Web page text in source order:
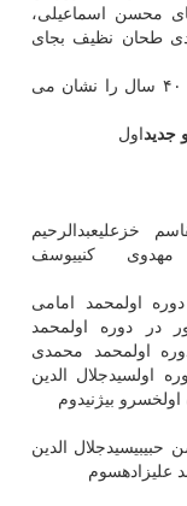
محسن اسماعیلی،
طحان نظیف بجای
جدول زیر همه تغییرات شورای نگهبان در این ۴۰ سال را نشان می
جدید اول
خزعلیعبدالرحیم
مهدوی کنییوسف
اولمحمد امامی
در دوره اولمحمد
اولمحمد محمدی
اولسیدجلال الدین
بیژنیدوم
حبیبیسیدجلال الدین
علیزادهسوم